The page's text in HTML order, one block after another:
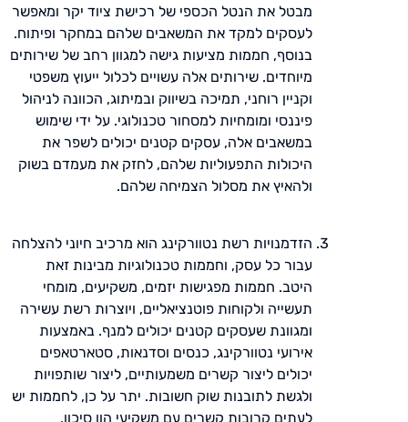
מבטל את הנטל הכספי של רכישת ציוד יקר ומאפשר
לעסקים למקד את המשאבים שלהם במחקר ופיתוח.
בנוסף, חממות מציעות גישה למגוון רחב של שירותים
מיוחדים. שירותים אלה עשויים לכלול ייעוץ משפטי
וקניין רוחני, תמיכה בשיווק ובמיתוג, הכוונה לניהול
פיננסי ומומחיות למסחור טכנולוגי. על ידי שימוש
במשאבים אלה, עסקים קטנים יכולים לשפר את
היכולות התפעוליות שלהם, לחזק את מעמדם בשוק
ולהאיץ את מסלול הצמיחה שלהם.
הזדמנויות רשת נטוורקינג הוא מרכיב חיוני להצלחה
עבור כל עסק, וחממות טכנולוגיות מבינות זאת
היטב. חממות מפגישות יזמים, משקיעים, מומחי
תעשייה ולקוחות פוטנציאליים, ויוצרות רשת עשירה
ומגוונת שעסקים קטנים יכולים למנף. באמצעות
אירועי נטוורקינג, כנסים וסדנאות, סטארטאפים
יכולים ליצור קשרים משמעותיים, ליצור שותפויות
ולגשת לתובנות שוק חשובות. יתר על כן, לחממות יש
לעתים קרובות קשרים עם משקיעי הון סיכון,